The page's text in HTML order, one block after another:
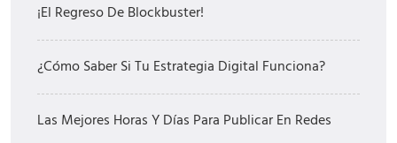
¡El Regreso De Blockbuster!
¿Cómo Saber Si Tu Estrategia Digital Funciona?
Las Mejores Horas Y Días Para Publicar En Redes